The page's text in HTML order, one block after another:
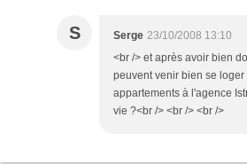
S Serge 23/10/2008 13:10
<br /> et après avoir bien
peuvent venir bien se loger
appartements à l'agence
vie ?<br /> <br /> <br />